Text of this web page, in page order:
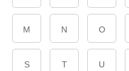
M N O
S T U